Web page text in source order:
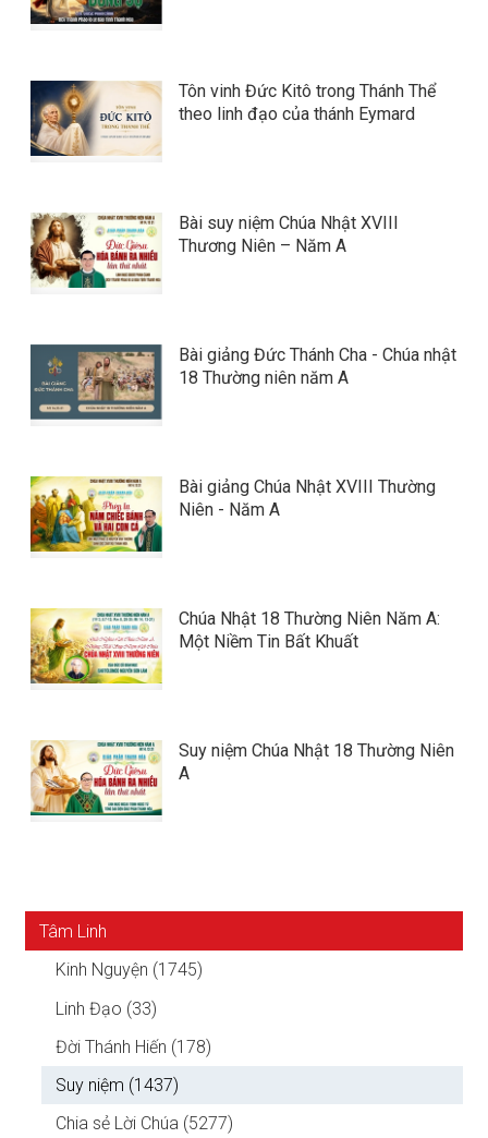
Tôn vinh Đức Kitô trong Thánh Thể
theo linh đạo của thánh Eymard
Bài suy niệm Chúa Nhật XVIII
Thương Niên – Năm A
Bài giảng Đức Thánh Cha - Chúa nhật
18 Thường niên năm A
Bài giảng Chúa Nhật XVIII Thường
Niên - Năm A
Chúa Nhật 18 Thường Niên Năm A:
Một Niềm Tin Bất Khuất
Suy niệm Chúa Nhật 18 Thường Niên
A
Tâm Linh
Kinh Nguyện (1745)
Linh Đạo (33)
Đời Thánh Hiến (178)
Suy niệm (1437)
Chia sẻ Lời Chúa (5277)